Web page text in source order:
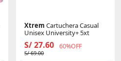
Xtrem Cartuchera Casual
Unisex University+ 5xt
S/ 27.60 60%OFF
S/ 69.00